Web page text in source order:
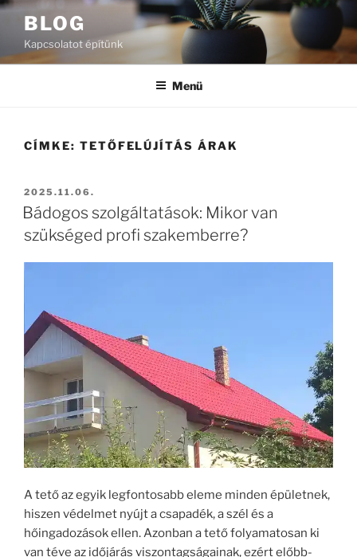
Tartalomhoz
BLOG
Kapcsolatot építünk
Menü
CÍMKE: TETŐFELÚJÍTÁS ÁRAK
BEKÜLDVE:
2025.11.06.
Bádogos szolgáltatások: Mikor van
szükséged profi szakemberre?
A tető az egyik legfontosabb eleme minden épületnek,
hiszen védelmet nyújt a csapadék, a szél és a
hőingadozások ellen. Azonban a tető folyamatosan ki
van téve az időjárás viszontagságainak, ezért előbb-